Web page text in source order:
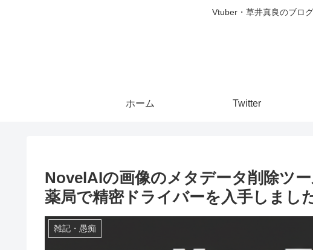
Vtuber・草井真良のブロ
ホーム Twitter
NovelAIの画像のメタデータ削除ツ
薬局で精密ドライバーを入手しまし
雑記・愚痴